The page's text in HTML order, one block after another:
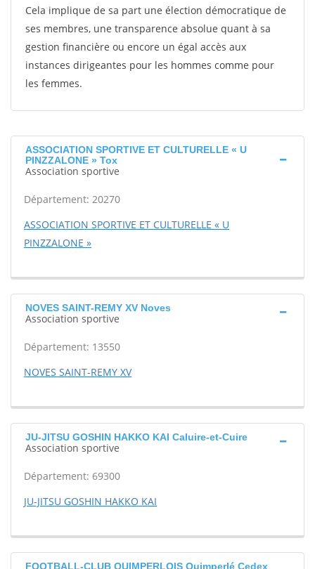
Cela implique de sa part une élection démocratique de
ses membres, une transparence absolue quant à sa
gestion financière ou encore un égal accès aux
instances dirigeantes pour les hommes comme pour
les femmes.
ASSOCIATION SPORTIVE ET CULTURELLE « U
PINZZALONE » Tox
Association sportive
Département: 20270
ASSOCIATION SPORTIVE ET CULTURELLE « U
PINZZALONE »
NOVES SAINT-REMY XV Noves
Association sportive
Département: 13550
NOVES SAINT-REMY XV
JU-JITSU GOSHIN HAKKO KAI Caluire-et-Cuire
Association sportive
Département: 69300
JU-JITSU GOSHIN HAKKO KAI
FOOTBALL-CLUB QUIMPERLOIS Quimperlé Cedex